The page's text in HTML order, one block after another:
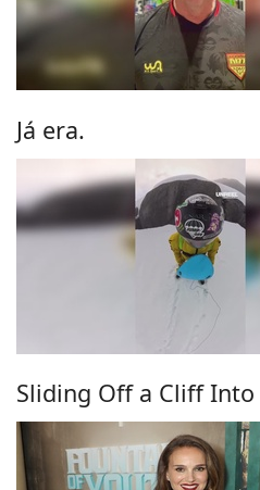
Já era.
Sliding Off a Cliff